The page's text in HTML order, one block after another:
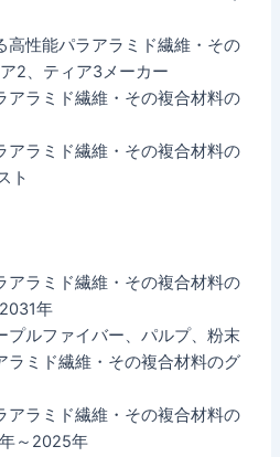
高性能パラアラミド繊維・その
2、ティア3メーカー
ラミド繊維・その複合材料の
ラミド繊維・その複合材料の
ト
ラミド繊維・その複合材料の
年
ルファイバー、パルプ、粉末
ラミド繊維・その複合材料のグ
ラミド繊維・その複合材料の
～2025年